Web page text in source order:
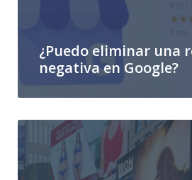
¿Puedo eliminar una
negativa en Google?